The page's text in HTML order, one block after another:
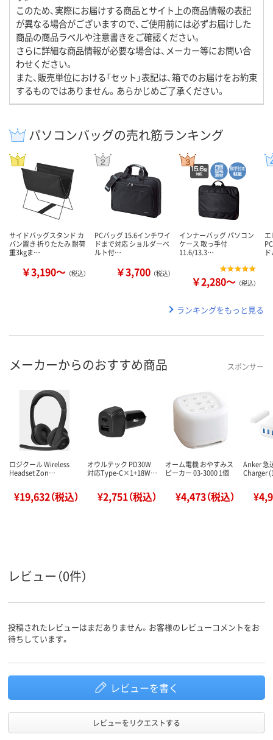
このため、実際にお届けする商品とサイト上の商品情報の表記
が異なる場合がございますので、ご使用前には必ずお届けした
商品の商品ラベルや注意書きをご確認ください。
さらに詳細な商品情報が必要な場合は、メーカー等にお問い合
わせください。
また、販売単位における「セット」表記は、箱でのお届けをお約束
するものではありません。あらかじめご了承ください。
パソコンバッグの売れ筋ランキング
サイドバッグスタンド カ
バン置き 折りたたみ 耐荷
重3kgま…
￥3,190～ （税込）
PCバッグ 15.6インチワイ
ドまで対応 ショルダーベ
ルト付…
￥3,700 （税込）
インナーバッグ パソコン
ケース 取っ手付
11.6/13.3…
￥2,280～ （税込）
ランキングをもっと見る
メーカーからのおすすめ商品 スポンサー
ロジクール Wireless
Headset Zon…
¥19,632（税込）
オウルテック PD30W
対応Type-C×1+18W…
¥2,751（税込）
オーム電機 おやすみス
ピーカー 03-3000 1個
¥4,473（税込）
Anker 急
Charger
レビュー（0件）
投稿されたレビューはまだありません。お客様のレビューコメントをお
待ちしています。
レビューを書く
レビューをリクエストする